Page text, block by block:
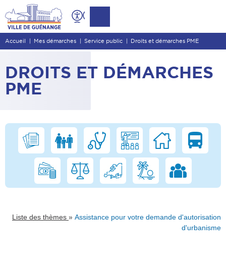
Contenu
Entête de page
Menu principal
Pied de page
Accueil Mes démarches Service public Droits et démarches PME
DROITS ET DÉMARCHES
PME
Liste des thèmes » Assistance pour votre demande d'autorisation
d'urbanisme